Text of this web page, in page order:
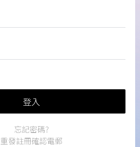
登入
忘記密碼?
重發註冊確認電郵